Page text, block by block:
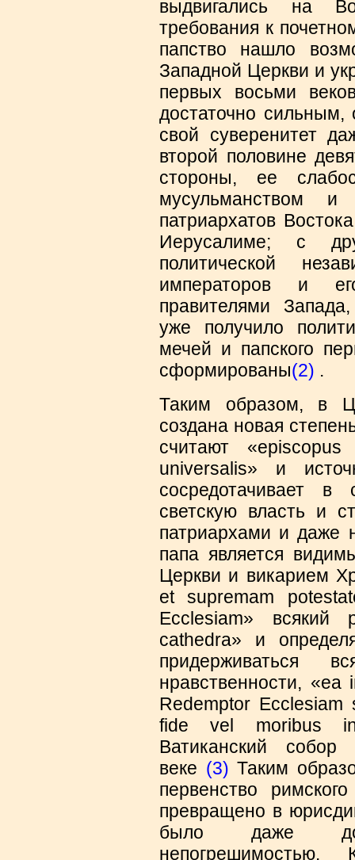
выдвигались на
требования к
папство нашло
Западной Церкви и
первых восьми
достаточно сильным,
свой суверенитет
второй половине
стороны, ее
мусульманством и
патриархатов
Иерусалиме; с
политической
императоров и
правителями
уже получило
мечей и папского
сформированы(2) .
Таким образом, в
создана новая
считают
universalis» и
сосредотачивает
светскую власть и
патриархами и даже
папа является
Церкви и викарием
et supremam
Ecclesiam» всякий
cathedra» и
нравственности,
Redemptor
fide vel moribus
Ватиканский
веке (3) Таким
первенство
превращено в
было даже